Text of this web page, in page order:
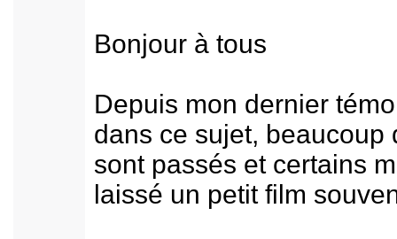
Bonjour à tous
Depuis mon dernier
dans ce sujet, beaucoup
sont passés et certains
laissé un petit film